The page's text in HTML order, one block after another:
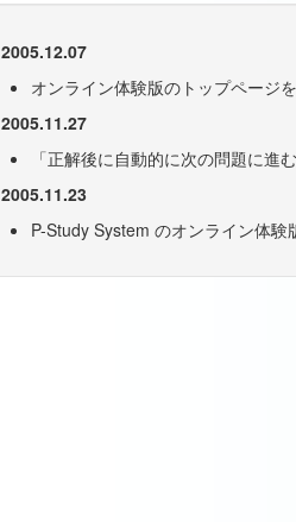
2005.12.07
オンライン体験版のトップページ
2005.11.27
「正解後に自動的に次の問題に進
2005.11.23
P-Study System のオンライン体験